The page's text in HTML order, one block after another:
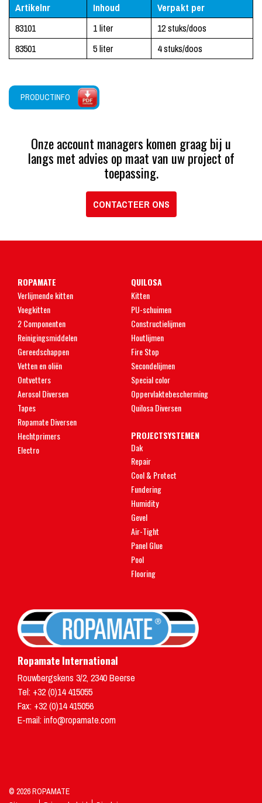
Artikelnr Inhoud
Verpakt per
83101
1 liter
12 stuks/doos
83501
5 liter 4 stuks/doos
PRODUCTINFO
Onze account managers komen graag bij u
langs met advies op maat van uw project of
toepassing.
CONTACTEER ONS
ROPAMATE
Verlijmende kitten
Voegkitten
2 Componenten
Reinigingsmiddelen
Gereedschappen
Vetten en oliën
Ontvetters
Aerosol Diversen
Tapes
Ropamate Diversen
Hechtprimers
Electro
QUILOSA
Kitten
PU-schuimen
Constructielijmen
Houtlijmen
Fire Stop
Secondelijmen
Special color
Oppervlaktebescherming
Quilosa Diversen
PROJECTSYSTEMEN
Dak
Repair
Cool & Protect
Fundering
Humidity
Gevel
Air-Tight
Panel Glue
Pool
Flooring
Ropamate International
Rouwbergskens 3/2, 2340Beerse
Tel: +32 (0)14 415055
Fax: +32 (0)14 415056
E-mail: info@ropamate.com
© 2026 ROPAMATE